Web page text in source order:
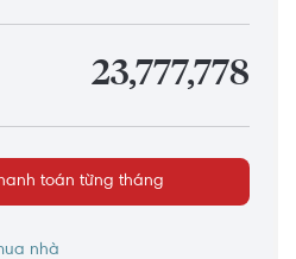
23,777,778
toán từng tháng
nhà